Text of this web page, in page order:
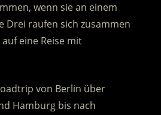
wenn sie an einem
Drei raufen sich zusammen
eine Reise mit
von Berlin über
Hamburg bis nach